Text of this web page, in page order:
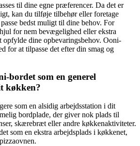
til dine egne præferencer. Da det er
kan du tilføje tilbehør eller foretage
bedst muligt til dine behov. For
for nem bevægelighed eller ekstra
opfylde dine opbevaringsbehov. Ooni-
for at tilpasse det efter din smag og
bordet som en generel
køkken?
som en alsidig arbejdsstation i dit
bordplade, der giver nok plads til
skærebræt eller andre køkkenaktiviteter.
som en ekstra arbejdsplads i køkkenet,